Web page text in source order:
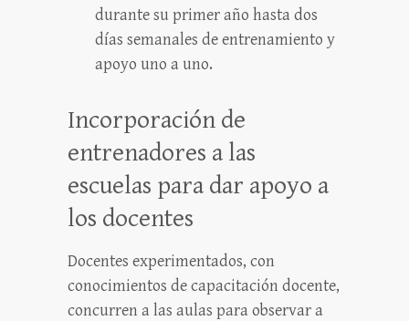
durante su primer año hasta dos
días semanales de entrenamiento y
apoyo uno a uno.
Incorporación de
entrenadores a las
escuelas para dar apoyo a
los docentes
Docentes experimentados, con
conocimientos de capacitación docente,
concurren a las aulas para observar a